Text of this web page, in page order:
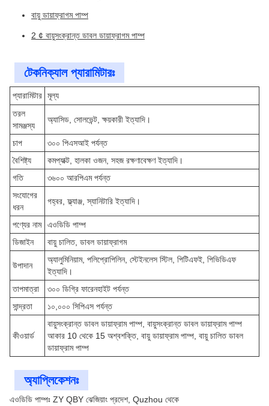
বায়ু ডায়াফ্রাগম পাম্প
2 ¢ বায়ুসংক্রান্ত ডাবল ডায়াফ্রাগম পাম্প
টেকনিক্যাল প্যারামিটারঃ
প্যারামিটার মূল্য
তরল
সামঞ্জস্য
অ্যাসিড, সোলভেন্ট, ক্ষয়কারী ইত্যাদি।
চাপ
৩০০ পিএসআই পর্যন্ত
বৈশিষ্ট্য
কমপ্যাক্ট, হালকা ওজন, সহজ রক্ষণাবেক্ষণ ইত্যাদি।
গতি
৩৬০০ আরপিএম পর্যন্ত
সংযোগের
ধরন
গহ্বর, ফ্ল্যাঞ্জ, স্যানিটারি ইত্যাদি।
পণ্যের নাম
এওডিডি পাম্প
ডিজাইন
বায়ু চালিত, ডাবল ডায়াফ্রাগম
উপাদান
অ্যালুমিনিয়াম, পলিপ্রোপিলিন, স্টেইনলেস স্টিল, পিটিএফই, পিভিডিএফ
ইত্যাদি।
তাপমাত্রা
৩০০ ডিগ্রি ফারেনহাইট পর্যন্ত
সান্দ্রতা
১০,০০০ সিপিএস পর্যন্ত
কীওয়ার্ড
বায়ুসংক্রান্ত ডাবল ডায়াফ্রাম পাম্প, বায়ুসংক্রান্ত ডাবল ডায়াফ্রাম পাম্প
আকার 10 থেকে 15 অশ্বশক্তি, বায়ু ডায়াফ্রাম পাম্প, বায়ু চালিত ডাবল
ডায়াফ্রাম পাম্প
অ্যাপ্লিকেশনঃ
এওডিডি পাম্পঃ ZY QBY ঝেজিয়াং প্রদেশ, Quzhou থেকে